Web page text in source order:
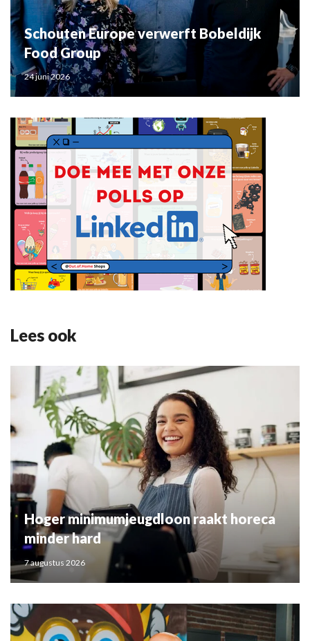
Schouten Europe verwerft Bobeldijk
Food Group
24 juni 2026
Lees ook
Hoger minimumjeugdloon raakt horeca
minder hard
7 augustus 2026